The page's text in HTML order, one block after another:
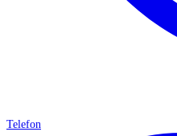
Telefon